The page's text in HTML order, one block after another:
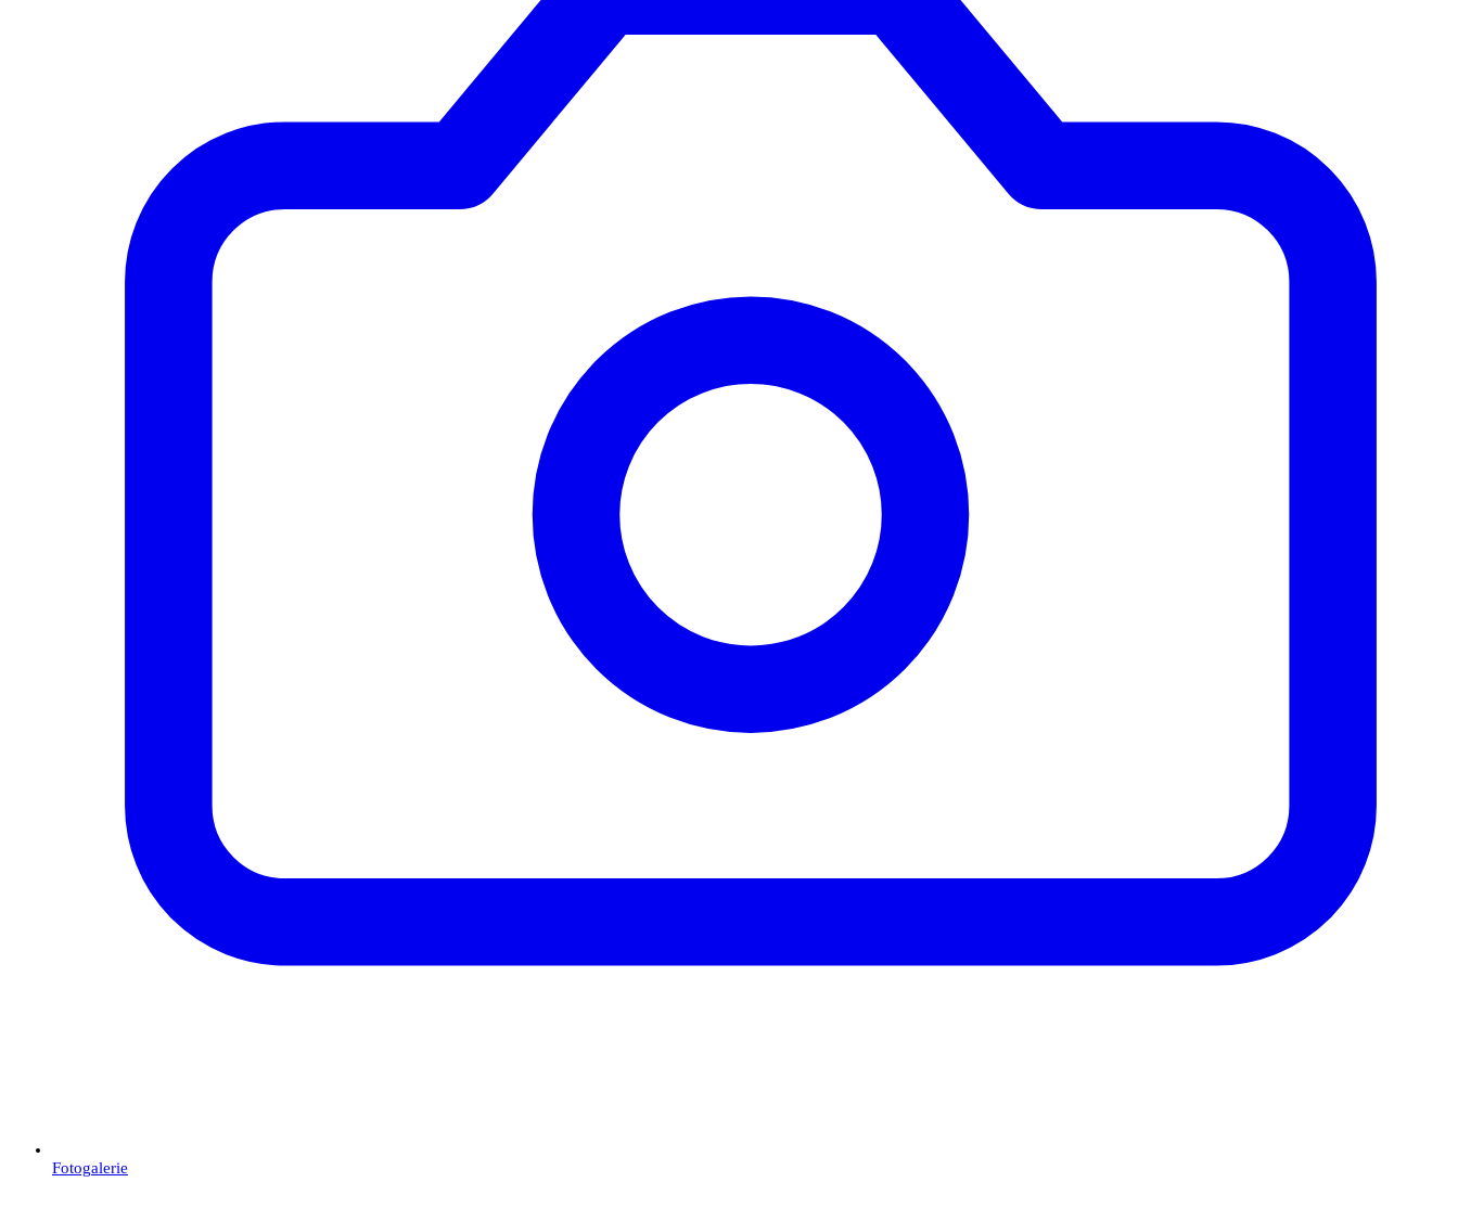
Fotogalerie